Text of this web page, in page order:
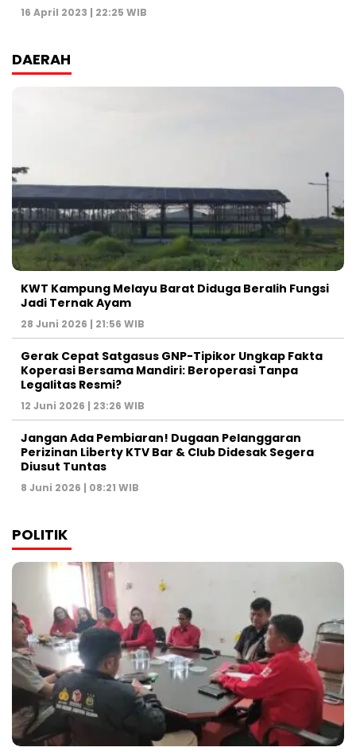
16 April 2023 | 22:25 WIB
DAERAH
KWT Kampung Melayu Barat Diduga Beralih Fungsi
Jadi Ternak Ayam
28 Juni 2026 | 21:56 WIB
Gerak Cepat Satgasus GNP-Tipikor Ungkap Fakta
Koperasi Bersama Mandiri: Beroperasi Tanpa
Legalitas Resmi?
12 Juni 2026 | 23:26 WIB
Jangan Ada Pembiaran! Dugaan Pelanggaran
Perizinan Liberty KTV Bar & Club Didesak Segera
Diusut Tuntas
8 Juni 2026 | 08:21 WIB
POLITIK